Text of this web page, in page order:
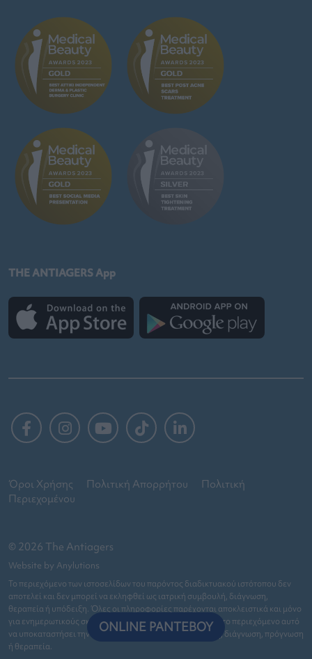
THE ANTIAGERS App
Όροι Χρήσης Πολιτική Απορρήτου
Πολιτική
Περιεχομένου
© 2026 The Antiagers
Website by Anylutions
Το περιεχόμενο των ιστοσελίδων του παρόντος διαδικτυακού ιστότοπου δεν
αποτελεί και δεν μπορεί να εκληφθεί ως ιατρική συμβουλή, διάγνωση,
θεραπεία ή υπόδειξη. Όλες οι πληροφορίες παρέχονται αποκλειστικά και μόνο
για ενημερωτικούς σκοπούς. Δεν υπάρχει καμία πρόθεση το περιεχόμενο αυτό
να υποκαταστήσει την εξατομικευμένη ιατρική συμβουλή, διάγνωση, πρόγνωση
ή θεραπεία.
ONLINE ΡΑΝΤΕΒΟΥ